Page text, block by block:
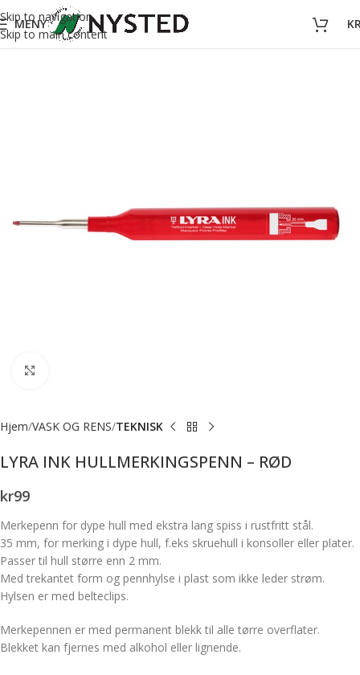
Skip to navigation
Skip to main content
MENY
Hjem VASK OG RENS TEKNISK
LYRA INK HULLMERKINGSPENN – RØD
kr99
Merkepenn for dype hull med ekstra lang spiss i rustfritt stål.
35 mm, for merking i dype hull, f.eks skruehull i konsoller eller plater.
Passer til hull større enn 2 mm.
Med trekantet form og pennhylse i plast som ikke leder strøm.
Hylsen er med belteclips.
Merkepennen er med permanent blekk til alle tørre overflater.
Blekket kan fjernes med alkohol eller lignende.